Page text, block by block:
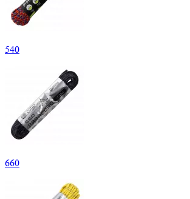
540
660